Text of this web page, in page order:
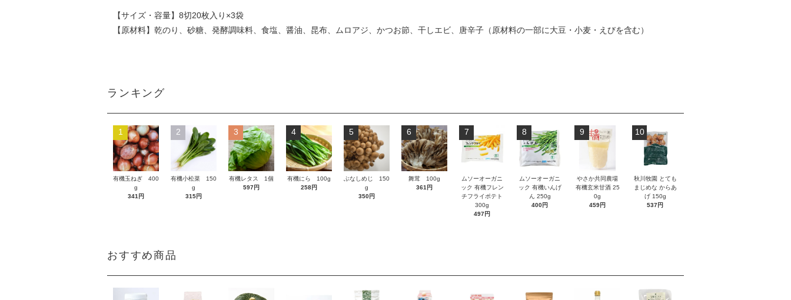
【サイズ・容量】8切20枚入り×3袋
【原材料】乾のり、砂糖、発酵調味料、食塩、醤油、昆布、ムロアジ、かつお節、干しエビ、唐辛子（原材料の一部に大豆・小麦・えびを含む）
ランキング
1
有機玉ねぎ 400
g
341円
2
有機小松菜 150
g
315円
3
有機レタス 1個
597円
4
有機にら 100g
258円
5
ぶなしめじ 150
g
350円
6
舞茸 100g
361円
7
ムソーオーガニ
ック 有機フレン
チフライポテト
300g
497円
8
ムソーオーガニ
ック 有機いんげ
ん 250g
400円
9
やさか共同農場
有機玄米甘酒 25
0g
459円
10
秋川牧園 とても
まじめな からあ
げ 150g
537円
おすすめ商品